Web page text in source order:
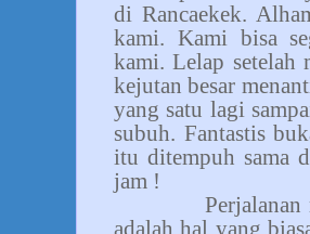
di Rancaekek.
kami. Kami bisa
kami. Lelap setelah
kejutan besar
yang satu lagi
subuh. Fantastis
itu ditempuh sama
jam !
adalah hal yang